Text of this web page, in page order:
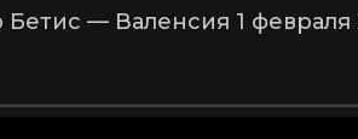
— Валенсия 1 февраля